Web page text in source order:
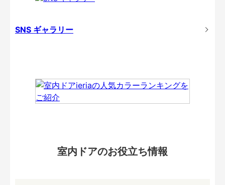
SNS ギャラリー
室内ドアのお役立ち情報